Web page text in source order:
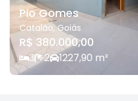
Pio Gomes
Catalão,Goiás
R$ 380.000,00
3 2 1227,90 m²